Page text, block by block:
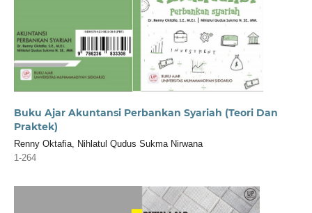
Buku Ajar Akuntansi Perbankan Syariah (Teori Dan
Praktek)
Renny Oktafia, Nihlatul Qudus Sukma Nirwana
1-264